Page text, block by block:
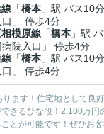
「橋本 」駅 バス10
口」 停歩4分
模原線 「橋本 」駅
病院入口」 停歩4分
「橋本 」駅 バス10
口」 停歩4分
ます！住宅地として良
きるひな段！2,100万
とが可能です！ぜひお